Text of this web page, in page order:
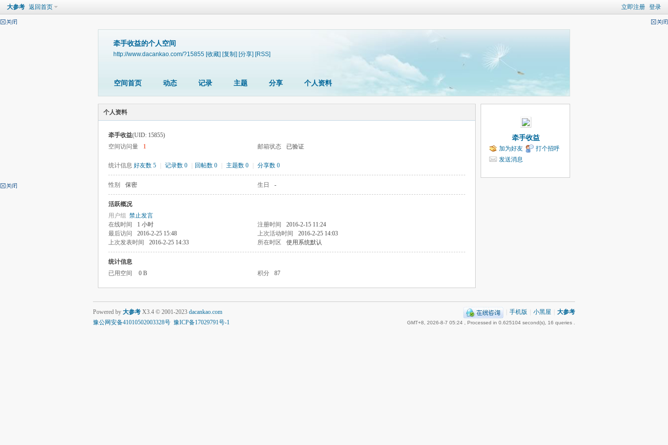
立即注册 登录
大参考 返回首页
牵手收益的个人空间
http://www.dacankao.com/?15855 [收藏] [复制] [分享] [RSS]
空间首页 动态 记录 主题 分享 个人资料
个人资料
牵手收益(UID: 15855)
空间访问量
1 邮箱状态 已验证
统计信息 好友数 5 记录数 0 回帖数 0 主题数 0 分享数 0
性别 保密 生日 -
活跃概况
用户组 禁止发言
在线时间
1 小时 注册时间
2016-2-15 11:24
最后访问
2016-2-25 15:48 上次活动时间
2016-2-25 14:03
上次发表时间
2016-2-25 14:33 所在时区 使用系统默认
统计信息
已用空间
0 B 积分 87
牵手收益
加为好友
打个招呼
发送消息
手机版 小黑屋 大参考
GMT+8, 2026-8-7 05:24 , Processed in 0.625104 second(s), 16 queries .
Powered by 大参考 X3.4 © 2001-2023 dacankao.com
豫公网安备41010502003328号 豫ICP备17029791号-1